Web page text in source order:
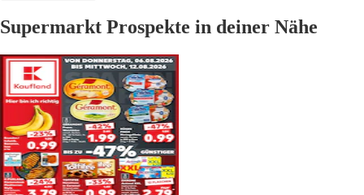
Supermarkt Prospekte in deiner Nähe